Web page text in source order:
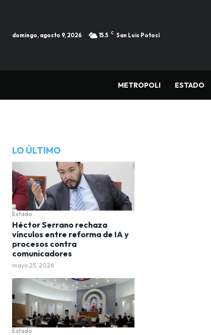
domingo, agosto 9, 2026 15.5 C San Luis Potosí
METROPOLI ESTADO
LO ÚLTIMO
Estado
Héctor Serrano rechaza
vínculos entre reforma de IA y
procesos contra
comunicadores
mayo 25, 2026
Estado